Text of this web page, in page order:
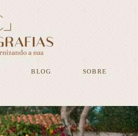
BLOG SOBRE